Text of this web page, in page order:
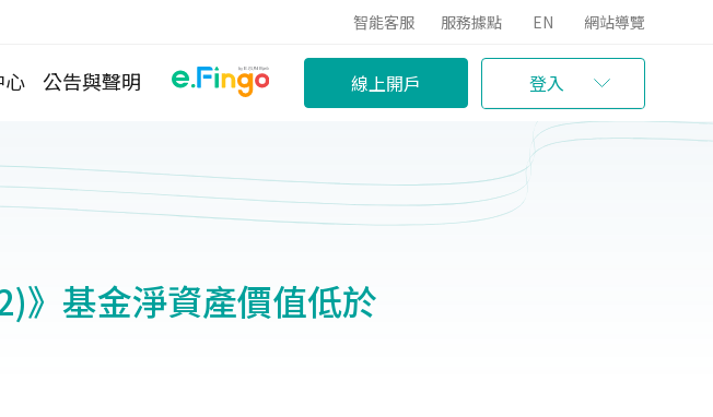
智能客服 服務據點 EN 網站導覽
心 公告與聲明 線上開戶 登入
》基金淨資產價值低於